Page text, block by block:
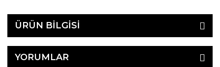
ÜRÜN BİLGİSİ
YORUMLAR